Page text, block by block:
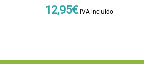
12,95€ IVA incluido